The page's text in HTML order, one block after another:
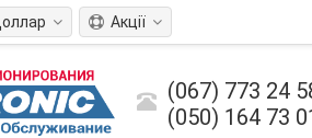
Акції
(067) 773 24
(050) 164 73